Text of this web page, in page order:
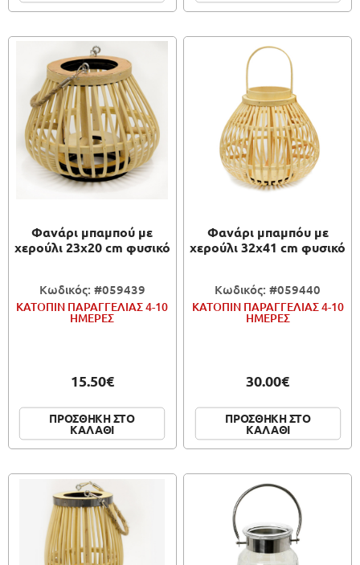
Φανάρι μπαμπού με
χερούλι 23x20 cm φυσικό
Κωδικός: #059439
ΚΑΤΟΠΙΝ ΠΑΡΑΓΓΕΛΙΑΣ 4-10
ΗΜΕΡΕΣ
15.50€
ΠΡΟΣΘΗΚΗ ΣΤΟ
ΚΑΛΑΘΙ
Φανάρι μπαμπόυ με
χερούλι 32x41 cm φυσικό
Κωδικός: #059440
ΚΑΤΟΠΙΝ ΠΑΡΑΓΓΕΛΙΑΣ 4-10
ΗΜΕΡΕΣ
30.00€
ΠΡΟΣΘΗΚΗ ΣΤΟ
ΚΑΛΑΘΙ